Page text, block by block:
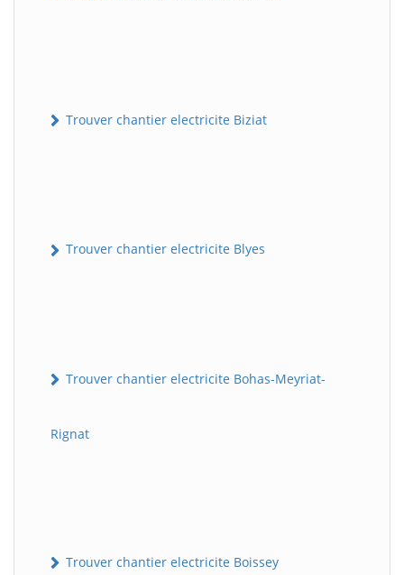
Trouver chantier electricite Biziat
Trouver chantier electricite Blyes
Trouver chantier electricite Bohas-Meyriat-
Rignat
Trouver chantier electricite Boissey